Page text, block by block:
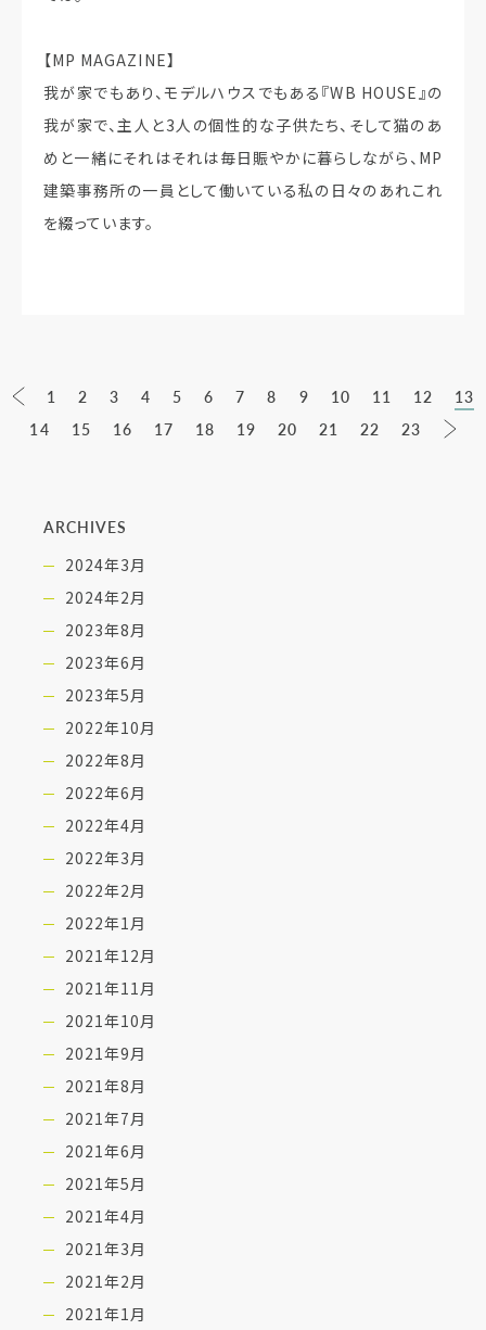
【MP MAGAZINE】
我が家でもあり、モデルハウスでもある『WB HOUSE』の
我が家で、主人と3人の個性的な子供たち、そして猫のあ
めと一緒にそれはそれは毎日賑やかに暮らしながら、MP
建築事務所の一員として働いている私の日々のあれこれ
を綴っています。
1 2 3 4 5 6 7 8 9 10 11 12
13
14
15 16 17 18 19 20 21 22 23
ARCHIVES
2024年3月
2024年2月
2023年8月
2023年6月
2023年5月
2022年10月
2022年8月
2022年6月
2022年4月
2022年3月
2022年2月
2022年1月
2021年12月
2021年11月
2021年10月
2021年9月
2021年8月
2021年7月
2021年6月
2021年5月
2021年4月
2021年3月
2021年2月
2021年1月